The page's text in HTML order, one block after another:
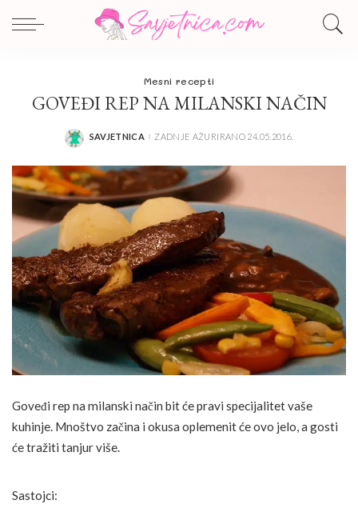
Mesni recepti
GOVEĐI REP NA MILANSKI NAČIN
POSTED
SAVJETNICA ZADNJE AŽURIRANO 24.05.2016.
Goveđi rep na milanski način bit će pravi specijalitet vaše
kuhinje. Mnoštvo začina i okusa oplemenit će ovo jelo, a gosti
će tražiti tanjur više.
Sastojci: